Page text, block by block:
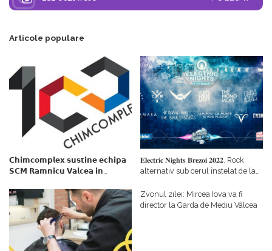
Articole populare
𝗖𝗵𝗶𝗺𝗰𝗼𝗺𝗽𝗹𝗲𝘅 𝘀𝘂𝘀𝘁𝗶𝗻𝗲 𝗲𝗰𝗵𝗶𝗽𝗮
𝗦𝗖𝗠 𝗥𝗮𝗺𝗻𝗶𝗰𝘂 𝗩𝗮𝗹𝗰𝗲𝗮 𝗶𝗻
𝗳𝗶𝗻𝗮𝗻𝘁𝗮𝘁𝗼𝗿
𝐄𝐥𝐞𝐜𝐭𝐫𝐢𝐜 𝐍𝐢𝐠𝐡𝐭𝐬 𝐁𝐫𝐞𝐳𝐨𝐢 𝟐𝟎𝟐𝟐. Rock
alternativ sub cerul înstelat de la
Zvonul zilei: Mircea Iova va fi
director la Garda de Mediu Vâlcea